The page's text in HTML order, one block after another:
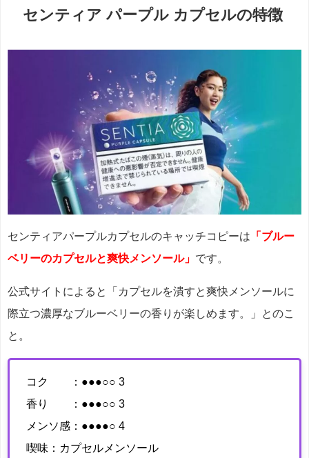
センティア パープル カプセルの特徴
センティアパープルカプセルのキャッチコピーは 「ブルー
ベリーのカプセルと爽快メンソール」 です。
公式サイトによると「カプセルを潰すと爽快メンソールに
際立つ濃厚なブルーベリーの香りが楽しめます。」とのこ
と。
コク ：●●●○○ 3
香り ：●●●○○ 3
メンソ感：●●●●○ 4
喫味：カプセルメンソール